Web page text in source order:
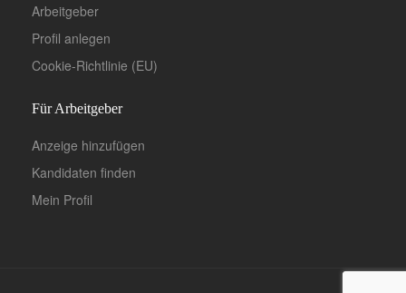
Arbeitgeber
Profil anlegen
Cookie-Richtlinie (EU)
Für Arbeitgeber
Anzeige hinzufügen
Kandidaten finden
Mein Profil